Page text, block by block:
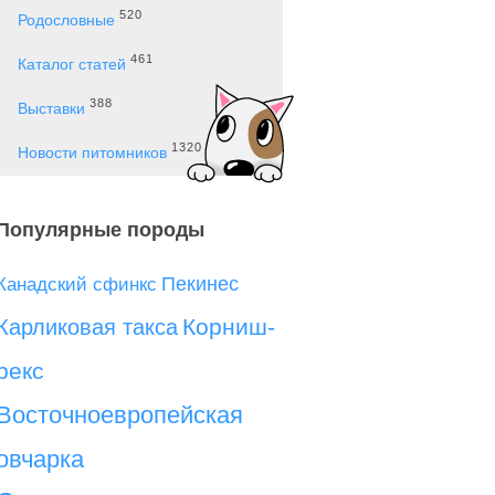
Родословные 520
Каталог статей 461
Выставки 388
Новости питомников 1320
породы
сфинкс Пекинес
такса Корниш-